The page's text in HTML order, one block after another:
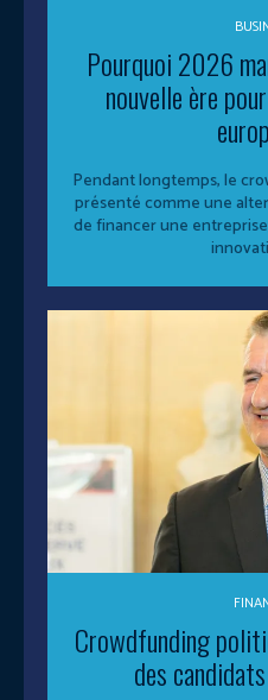
Pourquoi 2026
nouvelle ère
Pendant longtemps, le
présenté comme une
de financer une
Crowdfunding
des